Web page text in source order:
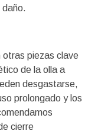
otras piezas clave
de la olla a
desgastarse,
prolongado y los
cierre